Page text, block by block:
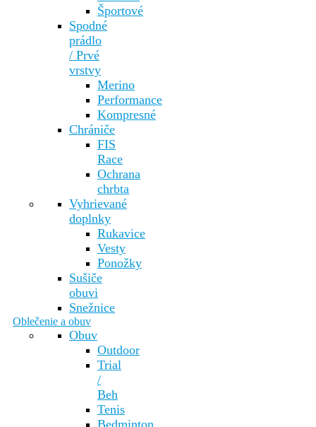
Športové
Spodné
prádlo
/ Prvé
vrstvy
Merino
Performance
Kompresné
Chrániče
FIS
Race
Ochrana
chrbta
Vyhrievané
doplnky
Rukavice
Vesty
Ponožky
Sušiče
obuvi
Snežnice
Oblečenie a obuv
Obuv
Outdoor
Trial
/
Beh
Tenis
Bedminton